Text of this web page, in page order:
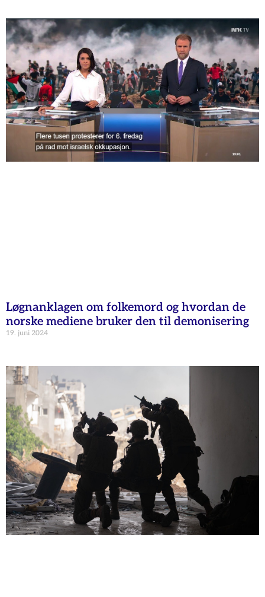
Løgnanklagen om folkemord og hvordan de
norske mediene bruker den til demonisering
19. juni 2024